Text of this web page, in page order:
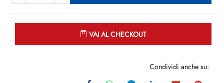
VAI AL CHECKOUT
Condividi anche su: